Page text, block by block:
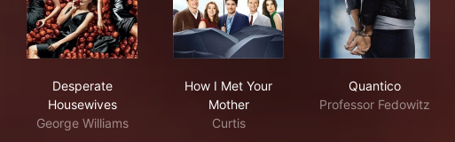
Desperate
Housewives
George Williams
How I Met Your
Mother
Curtis
Quantico
Professor Fedowitz